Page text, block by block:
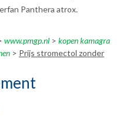
Panthera atrox.
www.pmgp.nl > kopen kamagra
> Prijs stromectol zonder